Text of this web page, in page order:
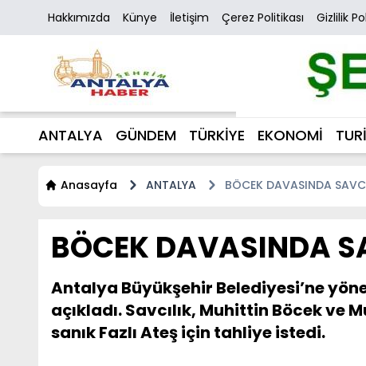
Hakkımızda Künye İletişim Çerez Politikası Gizlilik
ANTALYA GÜNDEM TÜRKİYE EKONOMİ
Anasayfa ANTALYA BÖCEK DAVASINDA
BÖCEK DAVASINDA
Antalya Büyükşehir Belediyesi’ne
açıkladı. Savcılık, Muhittin Böcek
sanık Fazlı Ateş için tahliye istedi.